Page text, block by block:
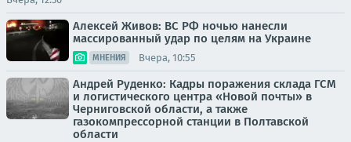
Алексей Живов: ВС РФ ночью нанесли
массированный удар по целям на Украине
МНЕНИЯ Вчера, 10:55
Андрей Руденко: Кадры поражения склада ГСМ
и логистического центра «Новой почты» в
Черниговской области, а также
газокомпрессорной станции в Полтавской
области